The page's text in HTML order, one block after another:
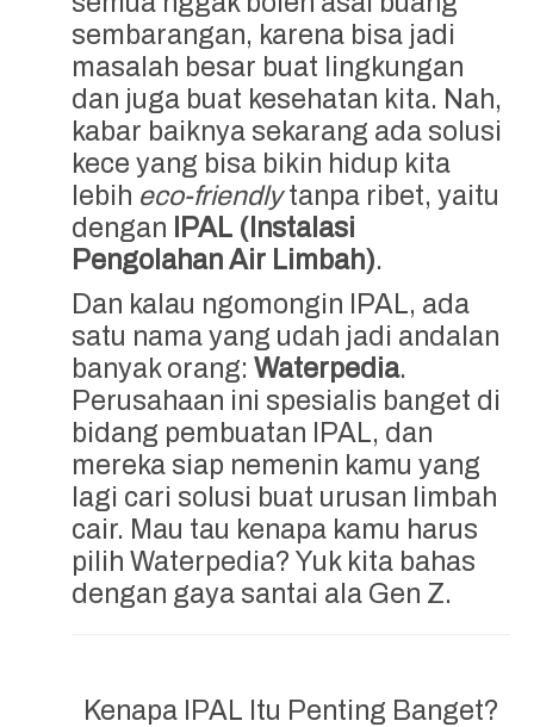
sembarangan, karena bisa jadi
masalah besar buat lingkungan
dan juga buat kesehatan kita. Nah,
kabar baiknya sekarang ada solusi
kece yang bisa bikin hidup kita
lebih eco-friendlytanpa ribet, yaitu
dengan
IPAL (Instalasi
Pengolahan Air Limbah).
Dan kalau ngomongin IPAL, ada
satu nama yang udah jadi andalan
banyak orang: Waterpedia.
Perusahaan ini spesialis banget di
bidang pembuatan IPAL, dan
mereka siap nemenin kamu yang
lagi cari solusi buat urusan limbah
cair. Mau tau kenapa kamu harus
pilih Waterpedia? Yuk kita bahas
dengan gaya santai ala Gen Z.
Kenapa IPAL Itu Penting Banget?